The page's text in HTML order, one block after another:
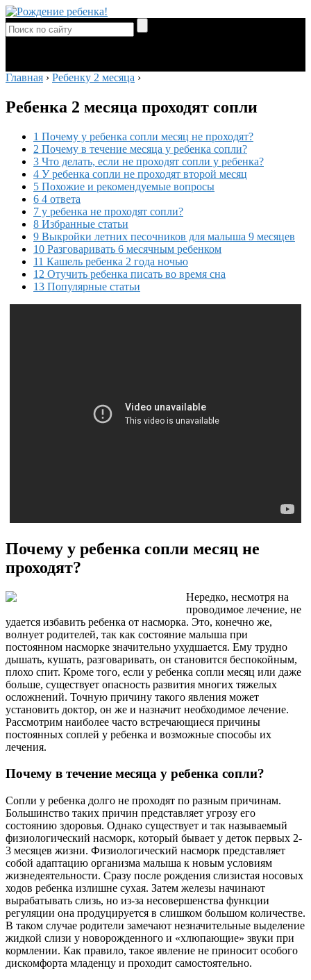
Главная › Ребенку 2 месяца ›
Ребенка 2 месяца проходят сопли
1 Почему у ребенка сопли месяц не проходят?
2 Почему в течение месяца у ребенка сопли?
3 Что делать, если не проходят сопли у ребенка?
4 У ребенка сопли не проходят второй месяц
5 Похожие и рекомендуемые вопросы
6 4 ответа
7 у ребенка не проходят сопли?
8 Избранные статьи
9 Выкройки летних песочников для малыша 9 месяцев
10 Разговаривать 6 месячным ребенком
11 Кашель ребенка 2 года ночью
12 Отучить ребенка писать во время сна
13 Популярные статьи
Почему у ребенка сопли месяц не
проходят?
Нередко, несмотря на
проводимое лечение, не
удается избавить ребенка от насморка. Это, конечно же,
волнует родителей, так как состояние малыша при
постоянном насморке значительно ухудшается. Ему трудно
дышать, кушать, разговаривать, он становится беспокойным,
плохо спит. Кроме того, если у ребенка сопли месяц или даже
больше, существует опасность развития многих тяжелых
осложнений. Точную причину такого явления может
установить доктор, он же и назначит необходимое лечение.
Рассмотрим наиболее часто встречающиеся причины
постоянных соплей у ребенка и возможные способы их
лечения.
Почему в течение месяца у ребенка сопли?
Сопли у ребенка долго не проходят по разным причинам.
Большинство таких причин представляет угрозу его
состоянию здоровья. Однако существует и так называемый
физиологический насморк, который бывает у деток первых 2-
3 месяцев жизни. Физиологический насморк представляет
собой адаптацию организма малыша к новым условиям
жизнедеятельности. Сразу после рождения слизистая носовых
ходов ребенка излишне сухая. Затем железы начинают
вырабатывать слизь, но из-за несовершенства функции
регуляции она продуцируется в слишком большом количестве.
В таком случае родители замечают незначительные выделение
жидкой слизи у новорожденного и «хлюпающие» звуки при
кормлении. Как правило, такое явление не приносит особого
дискомфорта младенцу и проходит самостоятельно.